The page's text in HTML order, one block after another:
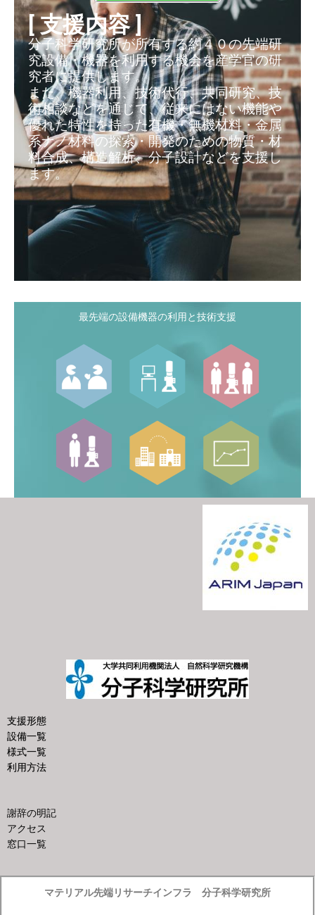
[ 支援内容 ]
分子科学研究所が所有する約４０の先端研
究設備・機器を利用する機会を産学官の研
究者に提供します。
また、機器利用、技術代行、共同研究、技
術相談などを通じて、従来にはない機能や
優れた特性を持った有機・無機材料・金属
系ナノ材料の探索・開発のための物質・材
料合成、構造解析、分子設計などを支援し
ます。
最先端の設備機器の利用と技術支援
支援形態
設備一覧
様式一覧
利用方法
謝辞の明記
アクセス
窓口一覧
マテリアル先端リサーチインフラ 分子科学研究所